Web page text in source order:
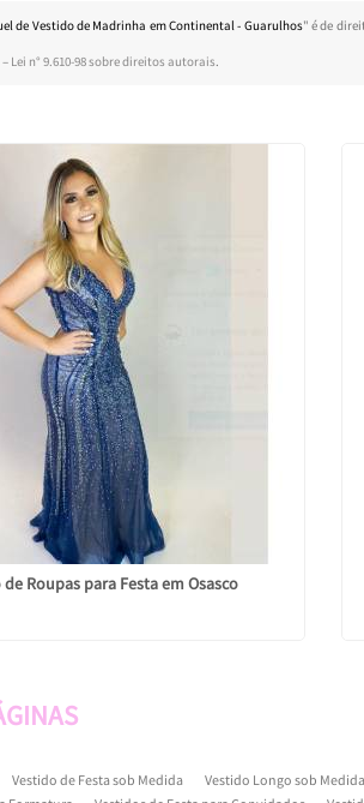
de Vestido de Madrinha em Continental - Guarulhos" é de
Lei n° 9.610-98 sobre direitos autorais.
de Roupas para Festa em Osasco
Vestido de Festa sob Medida Vestido Longo sob Medida